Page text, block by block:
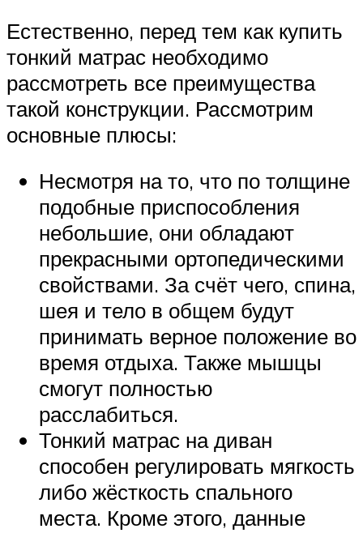
Естественно, перед тем как купить
тонкий матрас необходимо
рассмотреть все преимущества
такой конструкции. Рассмотрим
основные плюсы:
Несмотря на то, что по толщине
подобные приспособления
небольшие, они обладают
прекрасными ортопедическими
свойствами. За счёт чего, спина,
шея и тело в общем будут
принимать верное положение во
время отдыха. Также мышцы
смогут полностью
расслабиться.
Тонкий матрас на диван
способен регулировать мягкость
либо жёсткость спального
места. Кроме этого, данные